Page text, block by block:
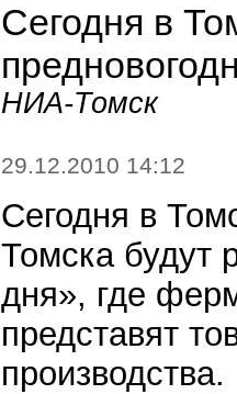
Сегодня в
НИА-Томск
29.12.2010 14:12
Сегодня в
Томска будут
дня», где
представят
производства.